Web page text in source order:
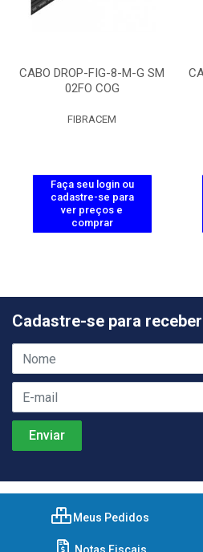
CABO DROP-FIG-8-M-G SM
02FO COG
FIBRACEM
Faça seu login ou
cadastre-se para
ver preços e
comprar
Cadastre-se para
Meus Pedidos